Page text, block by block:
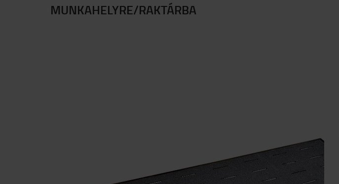
MUNKAHELYRE/RAKTÁRBA